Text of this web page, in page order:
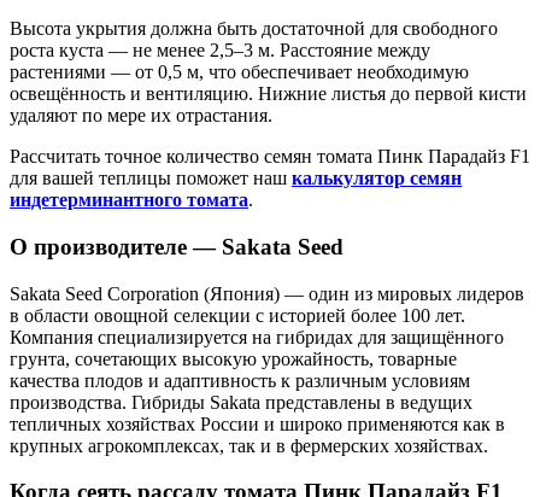
Высота укрытия должна быть достаточной для свободного
роста куста — не менее 2,5–3 м. Расстояние между
растениями — от 0,5 м, что обеспечивает необходимую
освещённость и вентиляцию. Нижние листья до первой кисти
удаляют по мере их отрастания.
Рассчитать точное количество семян томата Пинк Парадайз F1
для вашей теплицы поможет наш калькулятор семян
индетерминантного томата.
О производителе — Sakata Seed
Sakata Seed Corporation (Япония) — один из мировых лидеров
в области овощной селекции с историей более 100 лет.
Компания специализируется на гибридах для защищённого
грунта, сочетающих высокую урожайность, товарные
качества плодов и адаптивность к различным условиям
производства. Гибриды Sakata представлены в ведущих
тепличных хозяйствах России и широко применяются как в
крупных агрокомплексах, так и в фермерских хозяйствах.
Когда сеять рассаду томата Пинк Парадайз F1